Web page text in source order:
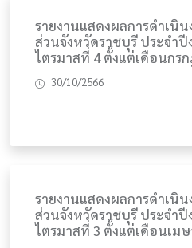
รายงานแสดงผลการดำเนิ
ส่วนจังหวัดราชบุรี ประจำ
ไตรมาสที่ 4 ตั้งแต่เดือนกร
30/10/2566
รายงานแสดงผลการดำเนิ
ส่วนจังหวัดราชบุรี ประจำ
ไตรมาสที่ 3 ตั้งแต่เดือนเม